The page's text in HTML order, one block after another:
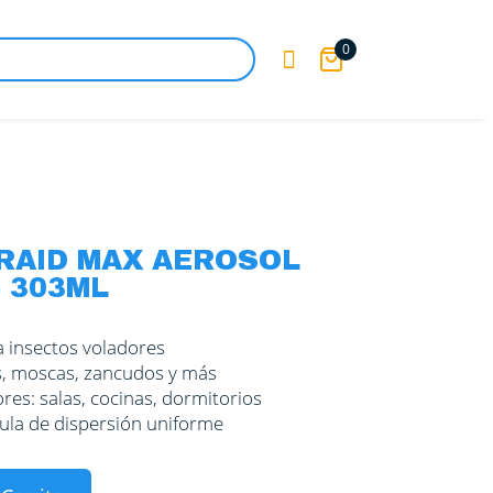
 0
MAX AEROSOL
303ML
insectos voladores
moscas, zancudos y más
salas, cocinas, dormitorios
de dispersión uniforme